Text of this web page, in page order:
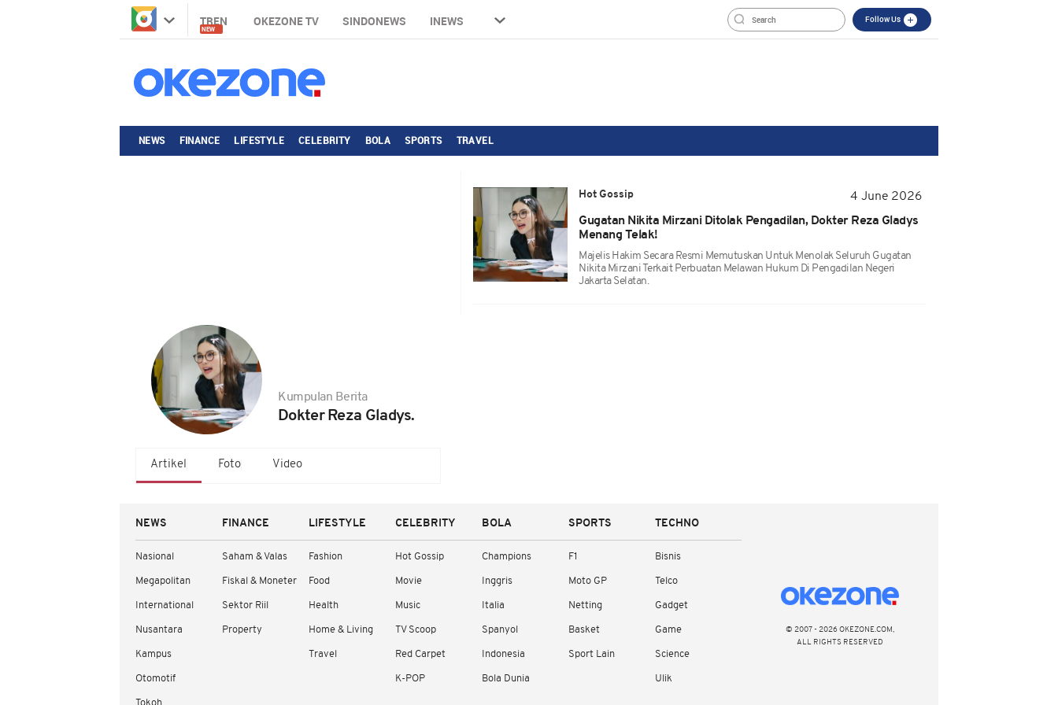
TREN
NEW
OKEZONE TV SINDONEWS INEWS Follow Us
NEWS FINANCE LIFESTYLE CELEBRITY BOLA SPORTS TRAVEL
Kumpulan Berita
Dokter Reza Gladys.
Artikel Foto Video
Hot Gossip
4 June 2026
Gugatan Nikita Mirzani Ditolak Pengadilan, Dokter Reza Gladys
Menang Telak!
Majelis Hakim Secara Resmi Memutuskan Untuk Menolak Seluruh Gugatan
Nikita Mirzani Terkait Perbuatan Melawan Hukum Di Pengadilan Negeri
Jakarta Selatan.
NEWS
Nasional
Megapolitan
International
Nusantara
Kampus
Otomotif
FINANCE
Saham & Valas
Fiskal & Moneter
Sektor Riil
Property
LIFESTYLE
Fashion
Food
Health
Home & Living
Travel
CELEBRITY
Hot Gossip
Movie
Music
TV Scoop
Red Carpet
K-POP
BOLA
Champions
Inggris
Italia
Spanyol
Indonesia
Bola Dunia
SPORTS
F1
Moto GP
Netting
Basket
Sport Lain
TECHNO
Bisnis
Telco
Gadget
Game
Science
Ulik
© 2007 - 2026 OKEZONE.COM,
ALL RIGHTS RESERVED